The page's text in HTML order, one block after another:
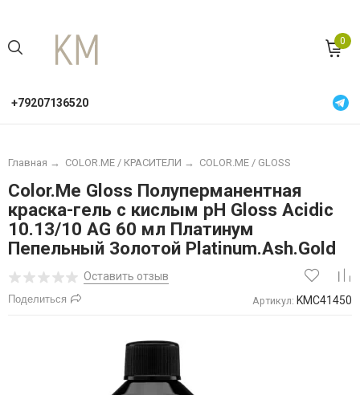
0
+79207136520
Главная → COLOR.ME / КРАСИТЕЛИ → COLOR.ME / GLOSS
Color.Me Gloss Полуперманентная
краска-гель c кислым pH Gloss Acidic
10.13/10 AG 60 мл Платинум
Пепельный Золотой Platinum.Ash.Gold
Оставить отзыв
Поделиться Артикул: KMC41450